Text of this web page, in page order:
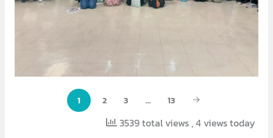
1 2 3 … 13
3539 total views , 4 views today